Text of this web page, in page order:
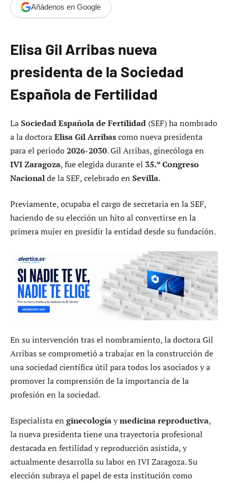
Añádenos en Google
Elisa Gil Arribas nueva
presidenta de la Sociedad
Española de Fertilidad
LaSociedad Española de Fertilidad (SEF) ha nombrado
a la doctoraElisa Gil Arribascomo nueva presidenta
para el periodo2026-2030. Gil Arribas, ginecóloga en
IVI Zaragoza, fue elegida durante el 35.º Congreso
Nacionalde la SEF, celebrado en Sevilla.
Previamente, ocupaba el cargo de secretaria en la SEF,
haciendo de su elección un hito al convertirse en la
primera mujer en presidir la entidad desde su fundación.
En su intervención tras el nombramiento, la doctora Gil
Arribas se comprometió a trabajar en la construcción de
una sociedad científica útil para todos los asociados y a
promover la comprensión de la importancia de la
profesión en la sociedad.
Especialista en ginecologíaymedicina reproductiva,
la nueva presidenta tiene una trayectoria profesional
destacada en fertilidad y reproducción asistida, y
actualmente desarrolla su labor en IVI Zaragoza. Su
elección subraya el papel de esta institución como